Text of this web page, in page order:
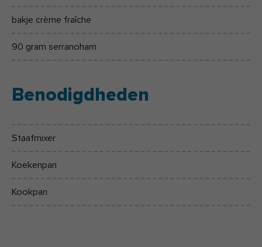
bakje crème fraîche
90 gram serranoham
Benodigdheden
Staafmixer
Koekenpan
Kookpan